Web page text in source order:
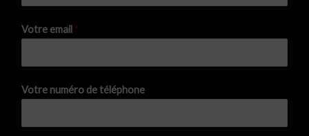
Votre email *
Votre numéro de téléphone